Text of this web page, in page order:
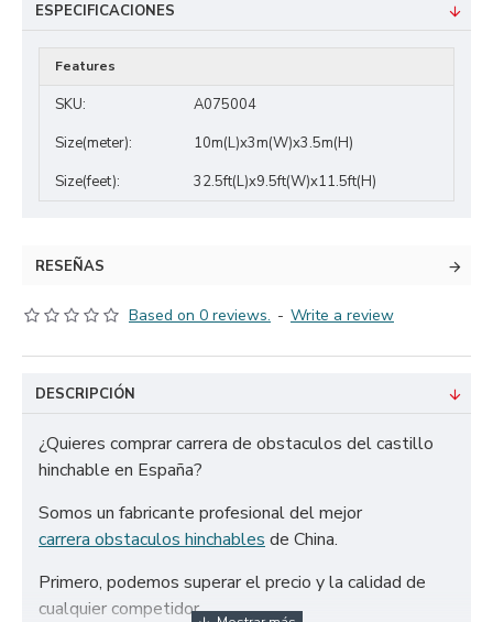
ESPECIFICACIONES
Features
SKU:
A075004
Size(meter):
10m(L)x3m(W)x3.5m(H)
Size(feet):
32.5ft(L)x9.5ft(W)x11.5ft(H)
RESEÑAS
Based on 0 reviews. - Write a review
DESCRIPCIÓN
¿Quieres comprar carrera de obstaculos del castillo
hinchable en España?
Somos un fabricante profesional del mejor
carrera obstaculos hinchables de China.
Primero, podemos superar el precio y la calidad de
cualquier competidor.